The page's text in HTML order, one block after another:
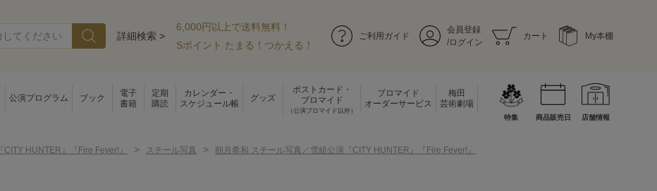
詳細検索 >
6,000円以上で送料無料！
Sポイント たまる！つかえる！
ご利用ガイド
会員登録
/ログイン
カート My本棚
公演プログラム ブック
電子
書籍
定期
購読
カレンダー・
スケジュール帳
グッズ
ポストカード・
ブロマイド
（公演ブロマイド以外）
ブロマイド
オーダーサービス
梅田
芸術劇場
特集 商品販売日 店舗情報
『CITY HUNTER』『Fire Fever!』 > スチール写真 > 朝月希和 スチール写真／雪組公演『CITY HUNTER』『Fire Fever!』